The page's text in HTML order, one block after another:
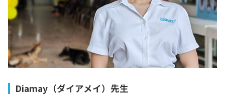
Diamay（ダイアメイ）先生